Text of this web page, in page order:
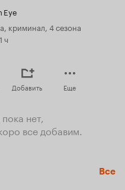
Eye
криминал, 4 сезона
ч
Добавить Еще
нет,
все добавим.
Все